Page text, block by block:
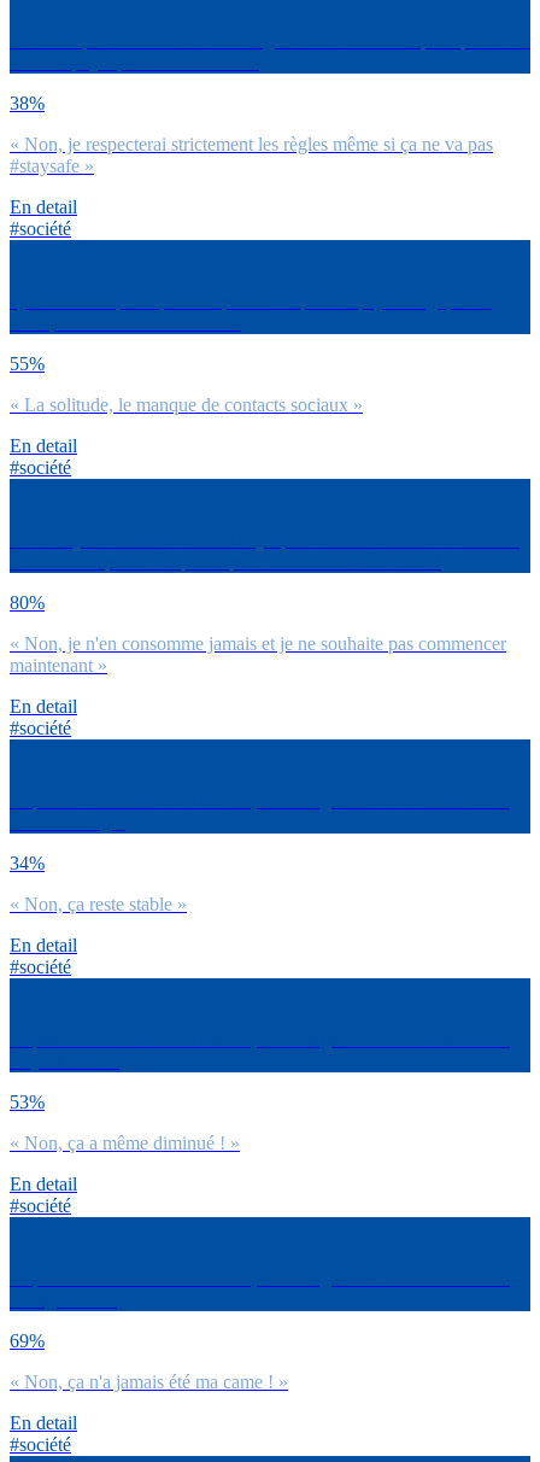
38%
« Non, je respecterai strictement les règles même si ça ne va pas
#staysafe »
En detail
#société
55%
« La solitude, le manque de contacts sociaux »
En detail
#société
80%
« Non, je n'en consomme jamais et je ne souhaite pas commencer
maintenant »
En detail
#société
34%
« Non, ça reste stable »
En detail
#société
53%
« Non, ça a même diminué ! »
En detail
#société
69%
« Non, ça n'a jamais été ma came ! »
En detail
#société